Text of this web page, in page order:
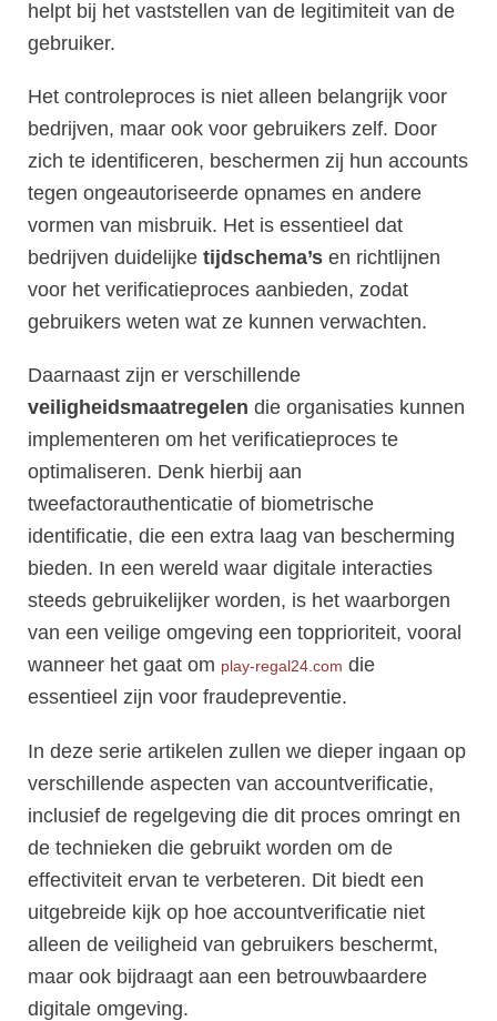
helpt bij het vaststellen van de legitimiteit van de
gebruiker.
Het controleproces is niet alleen belangrijk voor
bedrijven, maar ook voor gebruikers zelf. Door
zich te identificeren, beschermen zij hun accounts
tegen ongeautoriseerde opnames en andere
vormen van misbruik. Het is essentieel dat
bedrijven duidelijke tijdschema’s en richtlijnen
voor het verificatieproces aanbieden, zodat
gebruikers weten wat ze kunnen verwachten.
Daarnaast zijn er verschillende
veiligheidsmaatregelen die organisaties kunnen
implementeren om het verificatieproces te
optimaliseren. Denk hierbij aan
tweefactorauthenticatie of biometrische
identificatie, die een extra laag van bescherming
bieden. In een wereld waar digitale interacties
steeds gebruikelijker worden, is het waarborgen
van een veilige omgeving een topprioriteit, vooral
wanneer het gaat om play-regal24.com die
essentieel zijn voor fraudepreventie.
In deze serie artikelen zullen we dieper ingaan op
verschillende aspecten van accountverificatie,
inclusief de regelgeving die dit proces omringt en
de technieken die gebruikt worden om de
effectiviteit ervan te verbeteren. Dit biedt een
uitgebreide kijk op hoe accountverificatie niet
alleen de veiligheid van gebruikers beschermt,
maar ook bijdraagt aan een betrouwbaardere
digitale omgeving.